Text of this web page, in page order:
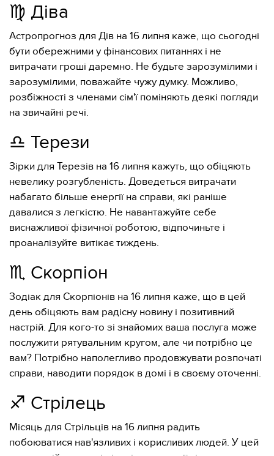
♍️ Діва
Астропрогноз для Дів на 16 липня каже, що сьогодні
бути обережними у фінансових питаннях і не
витрачати гроші даремно. Не будьте зарозумілими і
зарозумілими, поважайте чужу думку. Можливо,
розбіжності з членами сім'ї поміняють деякі погляди
на звичайні речі.
♎️ Терези
Зірки для Терезів на 16 липня кажуть, що обіцяють
невелику розгубленість. Доведеться витрачати
набагато більше енергії на справи, які раніше
давалися з легкістю. Не навантажуйте себе
виснажливої ​​фізичної роботою, відпочиньте і
проаналізуйте витікає тиждень.
♏️ Скорпіон
Зодіак для Скорпіонів на 16 липня каже, що в цей
день обіцяють вам радісну новину і позитивний
настрій. Для кого-то зі знайомих ваша послуга може
послужити рятувальним кругом, але чи потрібно це
вам? Потрібно наполегливо продовжувати розпочаті
справи, наводити порядок в домі і в своєму оточенні.
♐️ Стрілець
Місяць для Стрільців на 16 липня радить
побоюватися нав'язливих і корисливих людей. У цей